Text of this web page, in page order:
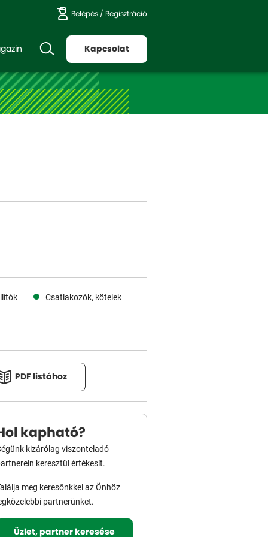
Belépés / Regisztráció
Kapcsolat
Csatlakozók, kötelek
PDF listához
kapható?
kizárólag viszonteladó
keresztül értékesít.
meg keresőnkkel az Önhöz
partnerünket.
Üzlet, partner keresése